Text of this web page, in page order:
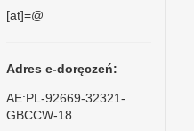
[at]=@
Adres e-doręczeń:
AE:PL-92669-32321-
GBCCW-18